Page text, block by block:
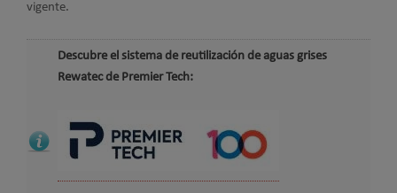
vigente.
Descubre el sistema de reutilización de aguas grises
Rewatec de Premier Tech: